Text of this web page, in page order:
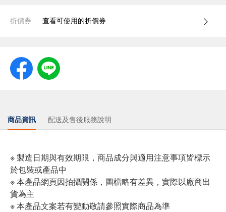
折價券 查看可使用的折價券
商品資訊 配送及售後服務說明
※ 製造日期與有效期限，商品成分與適用注意事項皆標示
於包裝或產品中
※ 本產品網頁因拍攝關係，圖檔略有差異，實際以廠商出
貨為主
※ 本產品文案若有變動敬請參照實際商品為準